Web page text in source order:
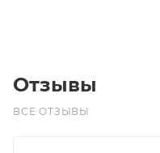
Отзывы
ВСЕ ОТЗЫВЫ